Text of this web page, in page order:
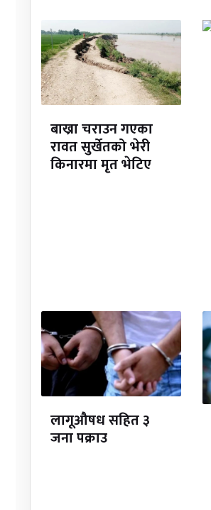
बाख्रा चराउन गएका
रावत सुर्खेतको भेरी
किनारमा मृत भेटिए
लागूऔषध सहित ३
जना पक्राउ